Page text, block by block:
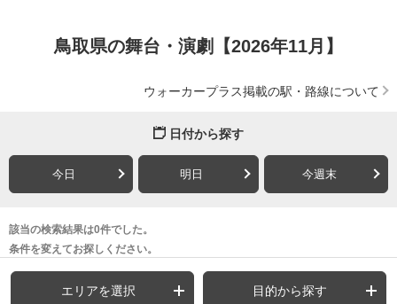
鳥取県の舞台・演劇【2026年11月】
ウォーカープラス掲載の駅・路線について
日付から探す
今日 明日 今週末
該当の検索結果は0件でした。
条件を変えてお探しください。
エリアを選択 目的から探す